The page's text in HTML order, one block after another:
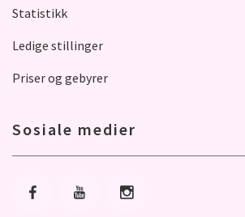
Statistikk
Ledige stillinger
Priser og gebyrer
Sosiale medier
Gå til Facebook
Gå til YoutubeGå til Instagram